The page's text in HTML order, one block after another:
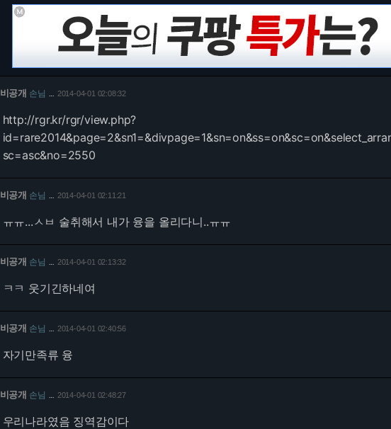
비공개 손님 2014-04-01 02:08:32
http://rgr.kr/rgr/view.php?
sc=asc&no=2550
비공개 손님 2014-04-01 02:11:21
ㅠㅠ...ㅅㅂ 술취해서 내가 융을 올리다니..ㅠㅠ
비공개 손님 2014-04-01 02:13:32
ㅋㅋ 웃기긴하네여
비공개 손님 2014-04-01 02:40:56
자기만족류 융
비공개 손님 2014-04-01 02:48:27
우리나라였음 징역감이다